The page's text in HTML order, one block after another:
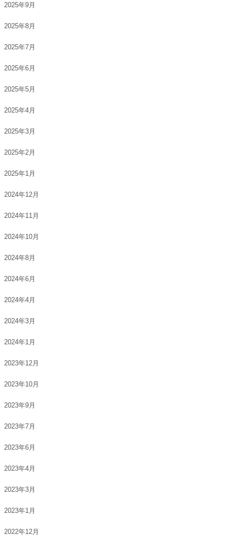
2025年9月
2025年8月
2025年7月
2025年6月
2025年5月
2025年4月
2025年3月
2025年2月
2025年1月
2024年12月
2024年11月
2024年10月
2024年8月
2024年6月
2024年4月
2024年3月
2024年1月
2023年12月
2023年10月
2023年9月
2023年7月
2023年6月
2023年4月
2023年3月
2023年1月
2022年12月